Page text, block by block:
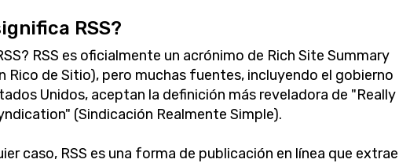
RSS?
RSS es oficialmente un acrónimo de Rich Site Summary
Rico de Sitio), pero muchas fuentes, incluyendo el gobierno
Unidos, aceptan la definición más reveladora de "Really
(Sindicación Realmente Simple).
caso, RSS es una forma de publicación en línea que extrae